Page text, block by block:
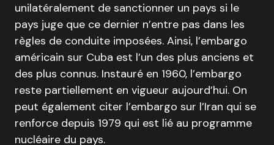
unilatéralement de sanctionner un pays si le
pays juge que ce dernier n’entre pas dans les
règles de conduite imposées. Ainsi, l’embargo
américain sur Cuba est l’un des plus anciens et
des plus connus. Instauré en 1960, l’embargo
reste partiellement en vigueur aujourd’hui. On
peut également citer l’embargo sur l’Iran qui se
renforce depuis 1979 qui est lié au programme
nucléaire du pays.